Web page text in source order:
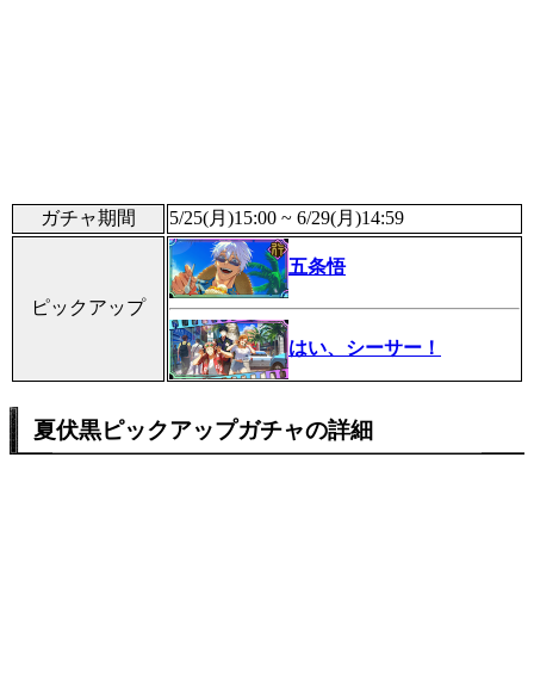
ガチャ期間 5/25(月)15:00 ~ 6/29(月)14:59
ピックアップ
五条悟
はい、シーサー！
夏伏黒ピックアップガチャの詳細